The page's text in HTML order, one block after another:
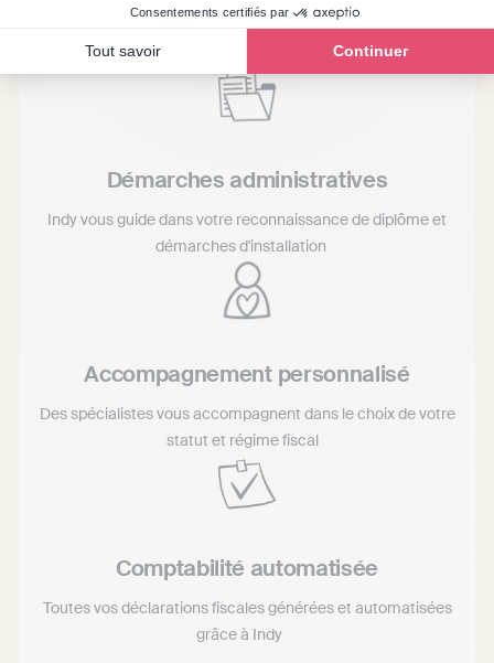
Consentements certifiés par
Tout savoir Continuer
grâce à son Pack Jeunes Diplômés
Démarches administratives
Indy vous guide dans votre reconnaissance de diplôme et
démarches d'installation
Accompagnement personnalisé
Des spécialistes vous accompagnent dans le choix de votre
statut et régime fiscal
Comptabilité automatisée
Toutes vos déclarations fiscales générées et automatisées
grâce à Indy